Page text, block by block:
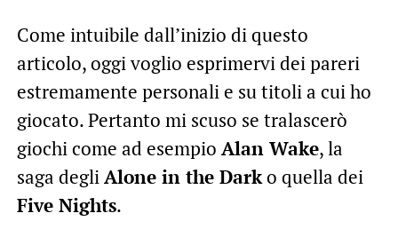
Come intuibile dall’inizio di questo
articolo, oggi voglio esprimervi dei pareri
estremamente personali e su titoli a cui ho
giocato. Pertanto mi scuso se tralascerò
giochi come ad esempio Alan Wake, la
saga degliAlone in the Darko quella dei
Five Nights.